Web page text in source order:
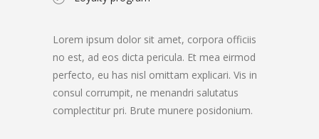
Lorem ipsum dolor sit amet, corpora officiis
no est, ad eos dicta pericula. Et mea eirmod
perfecto, eu has nisl omittam explicari. Vis in
consul corrumpit, ne menandri salutatus
complectitur pri. Brute munere posidonium.